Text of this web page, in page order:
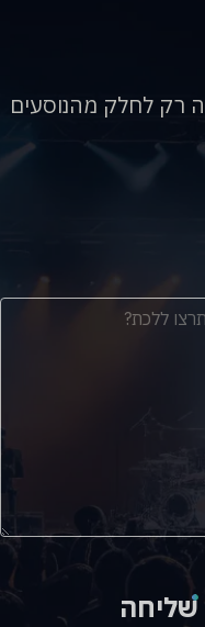
רק לחלק מהנוסעים
שליחה